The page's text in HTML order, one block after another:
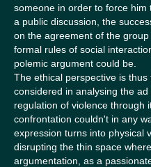
someone in order to force him
a public discussion, the
on the agreement of the
formal rules of social
polemic argument could be.
The ethical perspective is
considered in analysing the
regulation of violence through
confrontation couldn't in any
expression turns into physical
disrupting the thin space
argumentation, as a